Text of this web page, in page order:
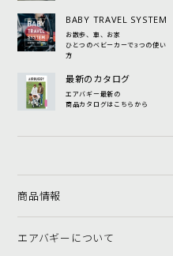
BABY TRAVEL SYSTEM
お散歩、車、お家
ひとつのベビーカーで3つの使い
方
最新のカタログ
エアバギー最新の
商品カタログはこちらから
商品情報
エアバギーについて